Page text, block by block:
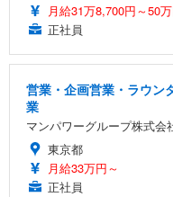
月給31万8,700円～50
正社員
営業・企画営業・ラウン
業
マンパワーグループ株式会
東京都
月給33万円～
正社員